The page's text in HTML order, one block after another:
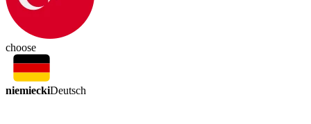
choose
niemieckiDeutsch